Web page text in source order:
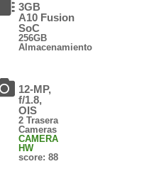
3GB
A10 Fusion
SoC
256GB
Almacenamiento
12-MP,
f/1.8,
OIS
2 Trasera
Cameras
CAMERA
HW
score: 88